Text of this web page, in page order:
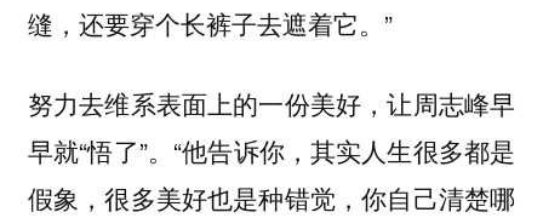
缝，还要穿个长裤子去遮着它。”
努力去维系表面上的一份美好，让周志峰早
早就“悟了”。“他告诉你，其实人生很多都是
假象，很多美好也是种错觉，你自己清楚哪